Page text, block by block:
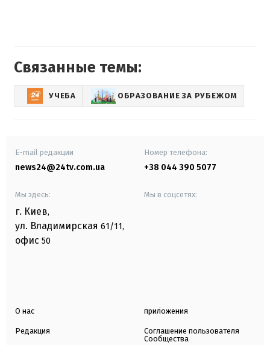
Связанные темы:
УЧЕБА ОБРАЗОВАНИЕ ЗА РУБЕЖОМ
E-mail редакции
news24@24tv.com.ua
Номер телефона:
+38 044 390 5077
Мы здесь:
г. Киев,
ул. Владимирская 61/11,
офис 50
Мы в соцсетях:
О нас
Редакция
приложения
Соглашение пользователя
Сообщества